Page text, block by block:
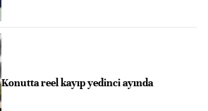
Konutta reel kayıp yedinci ayında